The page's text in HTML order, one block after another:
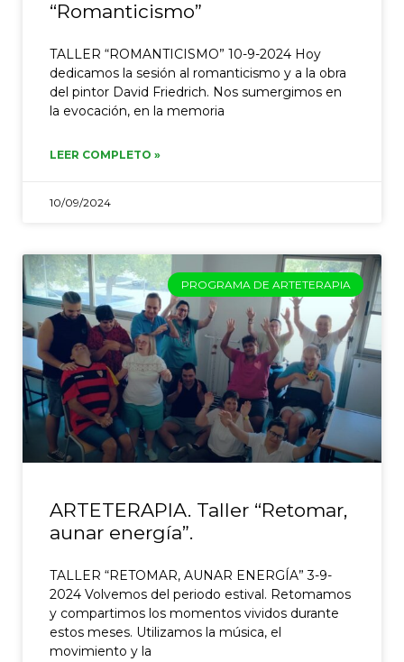
“Romanticismo”
TALLER “ROMANTICISMO” 10-9-2024 Hoy
dedicamos la sesión al romanticismo y a la obra
del pintor David Friedrich. Nos sumergimos en
la evocación, en la memoria
LEER COMPLETO »
10/09/2024
PROGRAMA DE ARTETERAPIA
ARTETERAPIA. Taller “Retomar,
aunar energía”.
TALLER “RETOMAR, AUNAR ENERGÍA” 3-9-
2024 Volvemos del periodo estival. Retomamos
y compartimos los momentos vividos durante
estos meses. Utilizamos la música, el
movimiento y la